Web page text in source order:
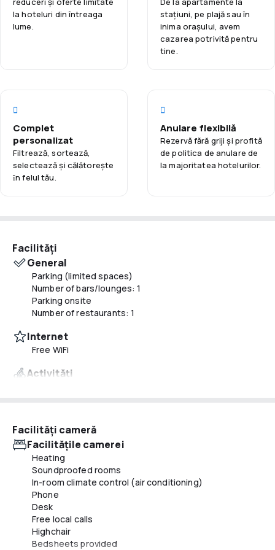
apartamente sunt dotate cu aer condiționat, minibaruri și
espressoare Illy. Facilități suplimentare includ Wi-Fi rapid și
apeluri internaționale gratuite. Hotelul oferă, de asemenea,
la hoteluri din întreaga
lume.
staţiuni, pe plajă sau în
inima orașului, avem
cazarea potrivită pentru
tine.
Complet
personalizat
Filtrează, sortează,
selectează și călătoreşte
ȋn felul tău.
Anulare flexibilă
Rezervă fără griji și profită
de politica de anulare de
la majoritatea hotelurilor.
Facilități
General
Parking (limited spaces)
Number of bars/lounges: 1
Parking onsite
Number of restaurants: 1
Internet
Free WiFi
Activităţi
Breakfast available (surcharge)
Number of coffee shops/cafes: 1
Snack bar/deli
Servicii de recepție
Tours/ticket assistance
Luggage storage
24-hour front desk
Safe-deposit box at front desk
Concierge services
Facilităţi cameră
Facilităţile camerei
Heating
Soundproofed rooms
In-room climate control (air conditioning)
Phone
Desk
Free local calls
Highchair
Bedsheets provided